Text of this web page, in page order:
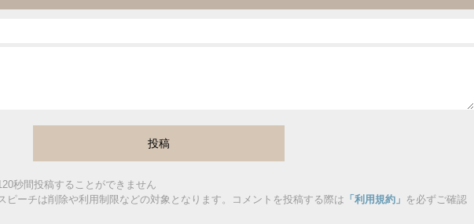
秒間投稿することができません
ーチは削除や利用制限などの対象となります。コメントを投稿する際は 「利用規約」 を必ずご確認